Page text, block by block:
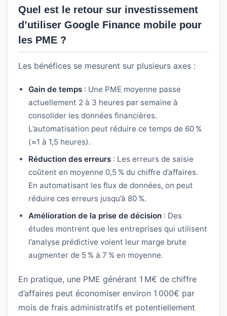
Quel est le retour sur investissement
d’utiliser Google Finance mobile pour
les PME ?
Les bénéfices se mesurent sur plusieurs axes :
Gain de temps : Une PME moyenne passe
actuellement 2 à 3 heures par semaine à
consolider les données financières.
L’automatisation peut réduire ce temps de 60 %
(≈1 à 1,5 heures).
Réduction des erreurs : Les erreurs de saisie
coûtent en moyenne 0,5 % du chiffre d’affaires.
En automatisant les flux de données, on peut
réduire ces erreurs jusqu’à 80 %.
Amélioration de la prise de décision : Des
études montrent que les entreprises qui utilisent
l’analyse prédictive voient leur marge brute
augmenter de 5 % à 7 % en moyenne.
En pratique, une PME générant 1 M€ de chiffre
d’affaires peut économiser environ 1 000€ par
mois de frais administratifs et potentiellement